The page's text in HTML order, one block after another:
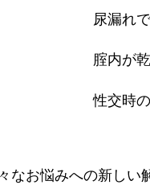
尿漏れ
腟内が
性交時
お悩みへの新しい